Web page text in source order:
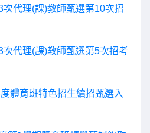
代理(課)教師甄選第10次招
代理(課)教師甄選第5次招考
體育班特色招生續招甄選入